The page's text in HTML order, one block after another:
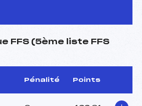
FFS (5ème liste FFS
Pénalité Points